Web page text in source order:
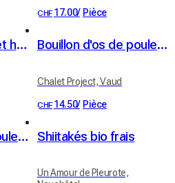
CHF 17.00/ Pièce
Gommage sucre et huile de noyau d’abricot BIO - parfum abricot Bouillon d'os de poulet, gingembre et curcuma bio
Chalet Project, Vaud
CHF 14.50/ Pièce
Bouillon d'os de poulet basic bio Shiitakés bio frais
Un Amour de Pleurote,